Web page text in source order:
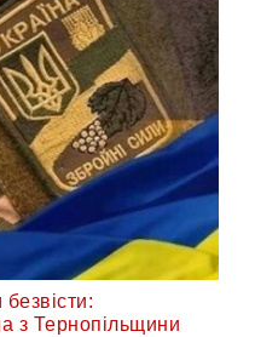
з Тернопільщини